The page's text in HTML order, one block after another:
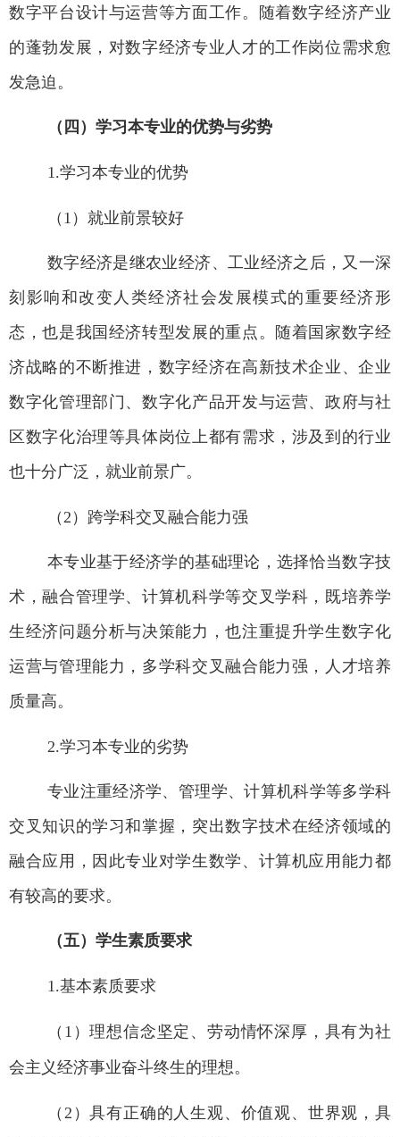
数字平台设计与运营等方面工作。
随着数字经济产业
的蓬勃发展，对数字经济专业人才的工作岗位需求愈
发急迫。
（四）学习本专业的优势与劣势
1.学习本专业的优势
（1 ）就业前景较好
数字经济是继农业经济、工业经济之后，又一深
刻影响和改变人类经济社会发展模式的重要经济形
态，也是我国经济转型发展的重点。 随着国家数字经
济战略的不断推进， 数字经济在高新技术企业、企业
数字化管理部门、数字化产品开发与运营、政府与社
区数字化治理等具体岗位上都有需求，涉及到的行业
也十分广泛，就业前景广。
（2 ） 跨学科交叉融合能力强
本专业基于经济学的基础理论 ，选择恰当数字技
术 ，融合管理学、计算机科学等交叉学科，既培养学
生经济问题分析与决策能力，也注重提升学生数字化
运营与管理能力，多学科交叉融合能力强，人才培养
质量高。
2.学习本专业的劣势
专业注重经济学、 管理学、计算机科学等多学科
交叉知识的学习和掌握，突出数字技术在经济领域的
融合应用， 因此专业对学生数学、计算机应用能力都
有较高的要求。
（五）学生素质要求
1.基本素质要求
（1 ）理想信念坚定、劳动情怀深厚，具有为社
会主义经济事业奋斗终生的理想。
（2 ）具有正确的人生观、价值观、世界观，具